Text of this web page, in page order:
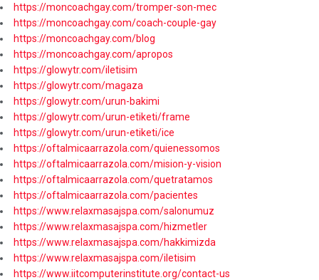
https://moncoachgay.com/tromper-son-mec
https://moncoachgay.com/coach-couple-gay
https://moncoachgay.com/blog
https://moncoachgay.com/apropos
https://glowytr.com/iletisim
https://glowytr.com/magaza
https://glowytr.com/urun-bakimi
https://glowytr.com/urun-etiketi/frame
https://glowytr.com/urun-etiketi/ice
https://oftalmicaarrazola.com/quienessomos
https://oftalmicaarrazola.com/mision-y-vision
https://oftalmicaarrazola.com/quetratamos
https://oftalmicaarrazola.com/pacientes
https://www.relaxmasajspa.com/salonumuz
https://www.relaxmasajspa.com/hizmetler
https://www.relaxmasajspa.com/hakkimizda
https://www.relaxmasajspa.com/iletisim
https://www.iitcomputerinstitute.org/contact-us